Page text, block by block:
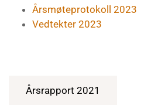
Årsmøteprotokoll 2023
Vedtekter 2023
Årsrapport 2021